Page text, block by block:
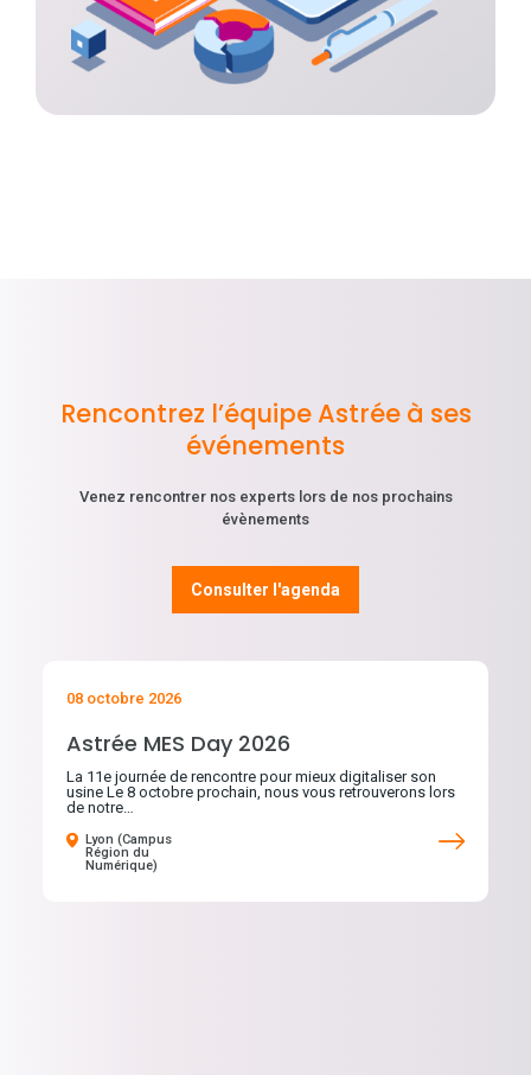
Rencontrez l’équipe Astrée à ses
événements
Venez rencontrer nos experts lors de nos prochains
évènements
Consulter l'agenda
08 octobre 2026
Astrée MES Day 2026
La 11e journée de rencontre pour mieux digitaliser son
usine Le 8 octobre prochain, nous vous retrouverons lors
de notre…
Lyon (Campus
Région du
Numérique)